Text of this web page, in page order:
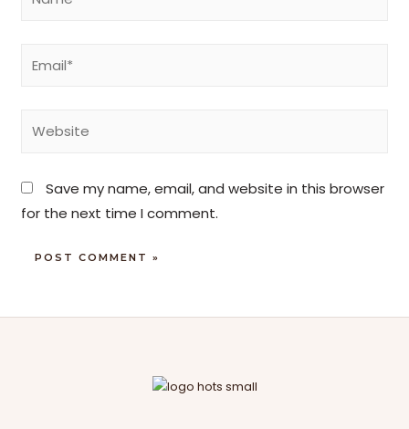
Save my name, email, and website in this browser
for the next time I comment.